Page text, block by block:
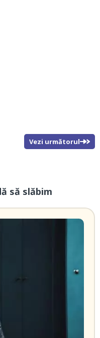
Vezi următorul
să slăbim